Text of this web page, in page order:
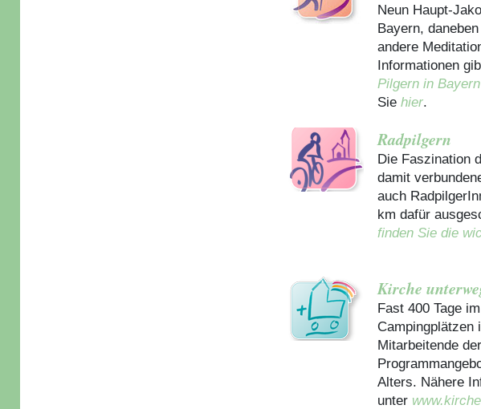
Neun Haupt-
Bayern,
andere
Informationen
Pilgern in Bayern
Sie hier.
Radpilgern
Die Faszination
damit
auch
km dafür
finden Sie die
Kirche
Fast 400 Tage
Campingplätzen
Mitarbeitende
Alters. Nähere
unter